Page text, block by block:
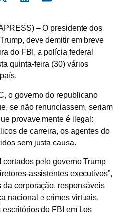
– O presidente dos
deve demitir em breve
do FBI, a polícia federal
quinta-feira (30) vários
o governo do republicano
se não renunciassem, seriam
provavelmente é ilegal:
de carreira, os agentes do
sem justa causa.
cortados pelo governo Trump
assistentes executivos”,
da corporação, responsáveis
nacional e crimes virtuais.
do FBI em Los